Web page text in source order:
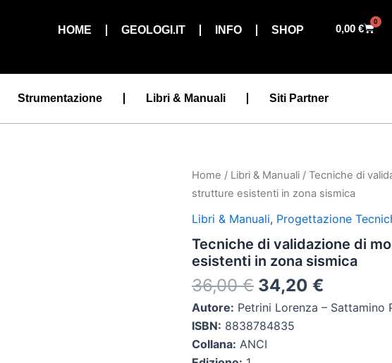
HOME GEOLOGI.IT INFO SHOP 0,00 €
0
Cart
Strumentazione Libri & Manuali Siti Partner
Home / Libri & Manuali / Tecniche di
strutture esistenti in zona sismica
Libri & Manuali, Progettazione
Tecniche di validazione di
esistenti in zona sismica
36,00€
Il
prezzo
originale
era:
36,00 €.
34,20 €
Il
prezzo
attuale
è:
34,20
Autore: Petrini Lorenza – Sattamino
ISBN: 8838784835
Collana: ANCI